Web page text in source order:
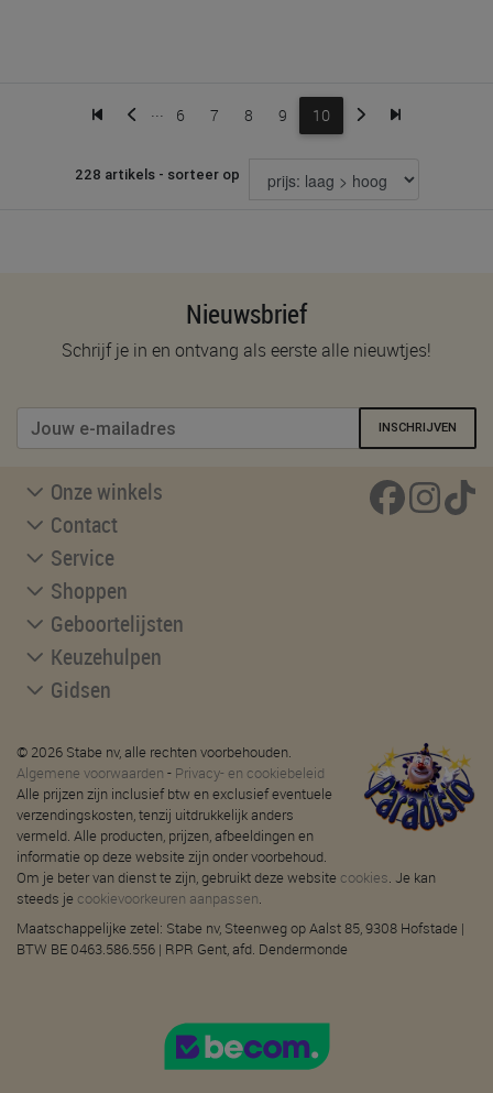
... 6 7 8 9 10
228 artikels - sorteer op
Nieuwsbrief
Schrijf je in en ontvang als eerste alle nieuwtjes!
INSCHRIJVEN
Onze winkels
Contact
Service
Shoppen
Geboortelijsten
Keuzehulpen
Gidsen
© 2026 Stabe nv, alle rechten voorbehouden.
Algemene voorwaarden - Privacy- en cookiebeleid
Alle prijzen zijn inclusief btw en exclusief eventuele
verzendingskosten, tenzij uitdrukkelijk anders
vermeld. Alle producten, prijzen, afbeeldingen en
informatie op deze website zijn onder voorbehoud.
Om je beter van dienst te zijn, gebruikt deze website cookies. Je kan
steeds je cookievoorkeuren aanpassen.
Maatschappelijke zetel: Stabe nv, Steenweg op Aalst 85, 9308 Hofstade |
BTW BE 0463.586.556 | RPR Gent, afd. Dendermonde